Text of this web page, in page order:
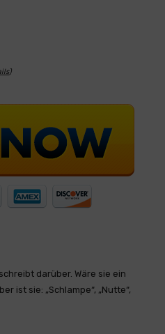
)
darüber. Wäre sie ein
ist sie: „Schlampe“, „Nutte“,